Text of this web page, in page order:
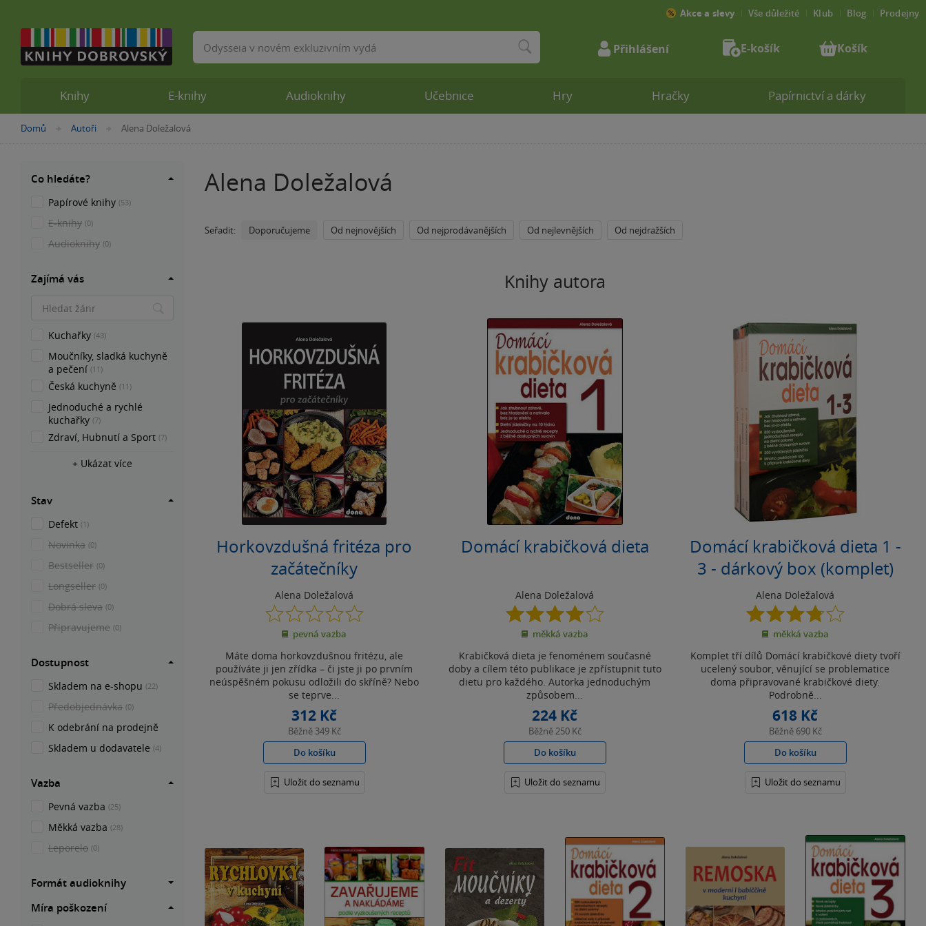
Nacházíte
Domů »Autoři »Alena Doležalová
Alena Doležalová
Seřadit: Doporučujeme Od nejnovějších Od nejprodávanějších Od nejlevnějších Od nejdražších
Knihy autora
Horkovzdušná fritéza pro
začátečníky
Alena Doležalová
0.0
z
5
pevná vazba
Máte doma horkovzdušnou fritézu, ale
používáte ji jen zřídka – či jste ji po prvním
neúspěšném pokusu odložili do skříně? Nebo
se teprve...
312 Kč
Běžně 349 Kč
Do košíku
Uložit do seznamu
Domácí krabičková dieta
Alena Doležalová
4.0
z
5
měkká vazba
Krabičková dieta je fenoménem současné
doby a cílem této publikace je zpřístupnit tuto
dietu pro každého. Autorka jednoduchým
způsobem...
224 Kč
Běžně 250 Kč
Do košíku
Uložit do seznamu
Domácí krabičková dieta 1 -
3 - dárkový box (komplet)
Alena Doležalová
3.8
z
5
měkká vazba
Komplet tří dílů Domácí krabičkové diety tvoří
ucelený soubor, věnující se problematice
doma připravované krabičkové diety.
Podrobně...
618 Kč
Běžně 690 Kč
Do košíku
Uložit do seznamu
Co hledáte?
Papírové knihy (53)
E-knihy (0)
Audioknihy (0)
Zajímá vás
Kuchařky (43)
Moučníky, sladká kuchyně
a pečení (11)
Česká kuchyně (11)
Jednoduché a rychlé
kuchařky (7)
Zdraví, Hubnutí a Sport (7)
+ Ukázat více
Stav
Defekt (1)
Novinka (0)
Bestseller (0)
Longseller (0)
Dobrá sleva (0)
Připravujeme (0)
Dostupnost
Skladem na e-shopu (22)
Předobjednávka (0)
K odebrání na prodejně
Skladem u dodavatele (4)
Vazba
Pevná vazba (25)
Měkká vazba (28)
Leporelo (0)
Formát audioknihy
Míra poškození
Knihy E-knihy Audioknihy Učebnice Hry Hračky Papírnictví a dárky
Akce a slevy Vše důležité Klub Blog Prodejny
Vyhledávání Přihlášení E-košík Košík